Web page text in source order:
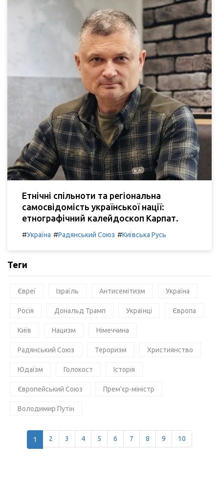
Етнічні спільноти та регіональна
самосвідомість української нації:
етнографічний калейдоскоп Карпат.
#Україна #Радянський Союз #Київська Русь
Теги
Євреї Ізраїль Антисемітизм Україна
Росія Дональд Трамп Українці Європа
Київ Нацизм Німеччина
Радянський Союз Тероризм Християнство
Юдаїзм Голокост Історія
Європейський Союз Прем'єр-міністр
Володимир Путін
1 2 3 4 5 6 7 8 9 10